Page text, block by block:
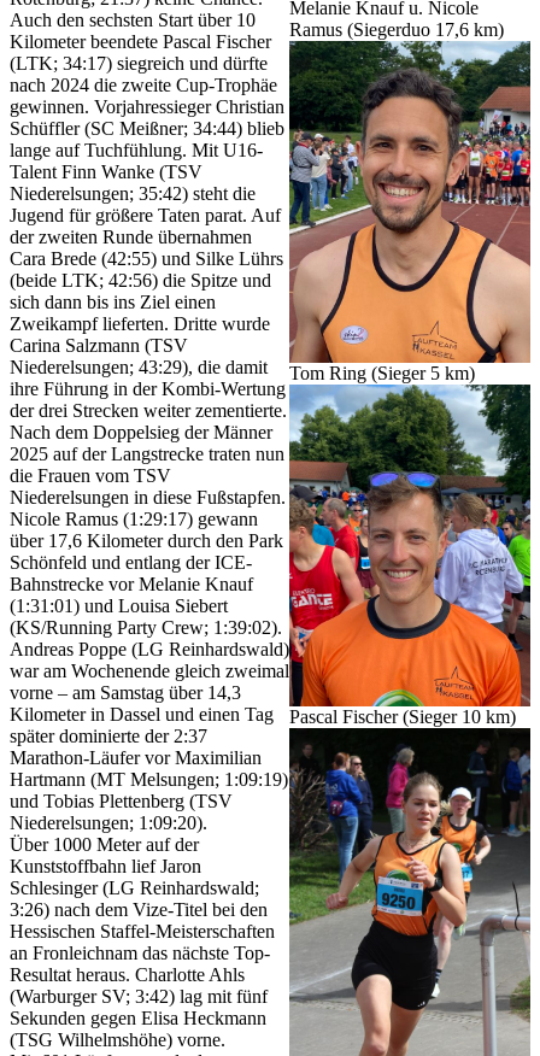
Melanie Knauf u. Nicole
Ramus (Siegerduo 17,6 km)
Tom Ring (Sieger 5 km)
Pascal Fischer (Sieger 10 km)
Auch den sechsten Start über 10
Kilometer beendete Pascal Fischer
(LTK; 34:17) siegreich und dürfte
nach 2024 die zweite Cup-Trophäe
gewinnen. Vorjahressieger Christian
Schüffler (SC Meißner; 34:44) blieb
lange auf Tuchfühlung. Mit U16-
Talent Finn Wanke (TSV
Niederelsungen; 35:42) steht die
Jugend für größere Taten parat. Auf
der zweiten Runde übernahmen
Cara Brede (42:55) und Silke Lührs
(beide LTK; 42:56) die Spitze und
sich dann bis ins Ziel einen
Zweikampf lieferten. Dritte wurde
Carina Salzmann (TSV
Niederelsungen; 43:29), die damit
ihre Führung in der Kombi-Wertung
der drei Strecken weiter zementierte.
Nach dem Doppelsieg der Männer
2025 auf der Langstrecke traten nun
die Frauen vom TSV
Niederelsungen in diese Fußstapfen.
Nicole Ramus (1:29:17) gewann
über 17,6 Kilometer durch den Park
Schönfeld und entlang der ICE-
Bahnstrecke vor Melanie Knauf
(1:31:01) und Louisa Siebert
(KS/Running Party Crew; 1:39:02).
Andreas Poppe (LG Reinhardswald)
war am Wochenende gleich zweimal
vorne – am Samstag über 14,3
Kilometer in Dassel und einen Tag
später dominierte der 2:37
Marathon-Läufer vor Maximilian
Hartmann (MT Melsungen; 1:09:19)
und Tobias Plettenberg (TSV
Niederelsungen; 1:09:20).
Über 1000 Meter auf der
Kunststoffbahn lief Jaron
Schlesinger (LG Reinhardswald;
3:26) nach dem Vize-Titel bei den
Hessischen Staffel-Meisterschaften
an Fronleichnam das nächste Top-
Resultat heraus. Charlotte Ahls
(Warburger SV; 3:42) lag mit fünf
Sekunden gegen Elisa Heckmann
(TSG Wilhelmshöhe) vorne.